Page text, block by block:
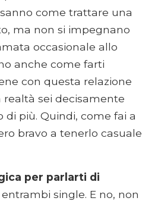
come trattare una
ma non si impegnano
occasionale allo
anche come farti
con questa relazione
realtà sei decisamente
di più. Quindi, come fai a
bravo a tenerlo casuale
per parlarti di
entrambi single. E no, non